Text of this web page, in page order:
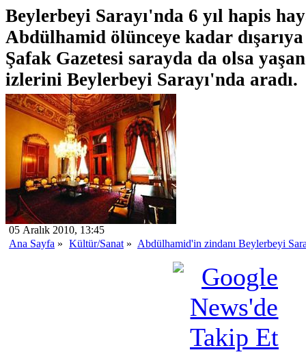
Beylerbeyi Sarayı'nda 6 yıl hapis
Abdülhamid ölünceye kadar dışarıya
Şafak Gazetesi sarayda da olsa
izlerini Beylerbeyi Sarayı'nda aradı.
05 Aralık 2010, 13:45
Ana Sayfa » Kültür/Sanat » Abdülhamid'in zindanı Beylerbeyi